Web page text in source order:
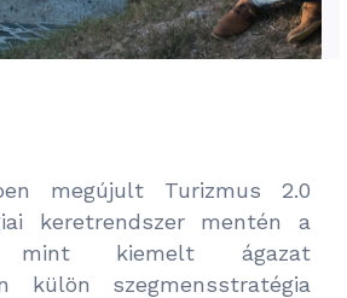
megújult Turizmus 2.0
keretrendszer mentén a
mint kiemelt ágazat
külön szegmensstratégia